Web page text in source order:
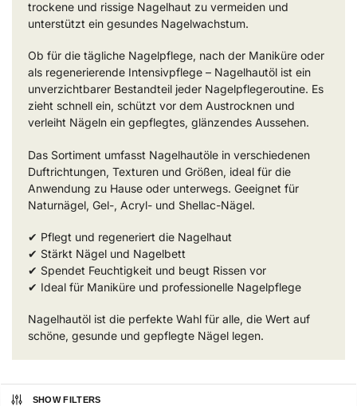
trockene und rissige Nagelhaut zu vermeiden und
unterstützt ein gesundes Nagelwachstum.
Ob für die tägliche Nagelpflege, nach der Maniküre oder
als regenerierende Intensivpflege – Nagelhautöl ist ein
unverzichtbarer Bestandteil jeder Nagelpflegeroutine. Es
zieht schnell ein, schützt vor dem Austrocknen und
verleiht Nägeln ein gepflegtes, glänzendes Aussehen.
Das Sortiment umfasst Nagelhautöle in verschiedenen
Duftrichtungen, Texturen und Größen, ideal für die
Anwendung zu Hause oder unterwegs. Geeignet für
Naturnägel, Gel-, Acryl- und Shellac-Nägel.
✔ Pflegt und regeneriert die Nagelhaut
✔ Stärkt Nägel und Nagelbett
✔ Spendet Feuchtigkeit und beugt Rissen vor
✔ Ideal für Maniküre und professionelle Nagelpflege
Nagelhautöl ist die perfekte Wahl für alle, die Wert auf
schöne, gesunde und gepflegte Nägel legen.
SHOW FILTERS